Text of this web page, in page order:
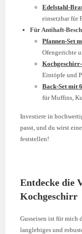
Edelstahl-
einsetzbar für
Für Antihaft-
Pfannen-Set
Ofengerichte
Eintöpfe und
Back-Set mit
für Muffins,
Investiere in
passt, und du wirst
feststellen!
Entdecke die
Kochgeschirr
Gusseisen ist für mich
langlebiges und